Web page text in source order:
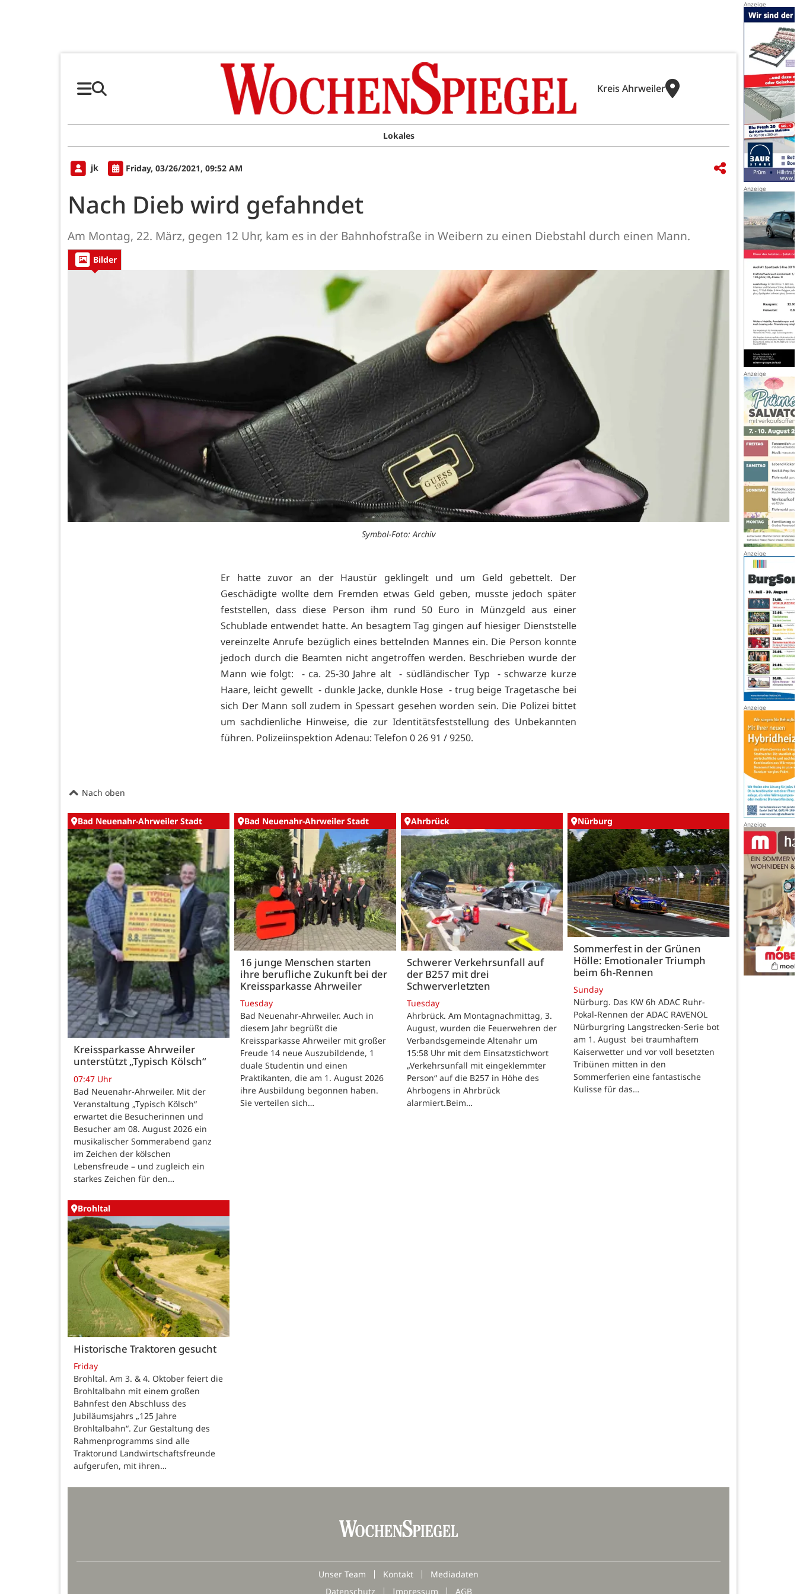
Kreis Ahrweiler
Lokales
jk Friday, 03/26/2021, 09:52 AM
Nach Dieb wird gefahndet
Am Montag, 22. März, gegen 12 Uhr, kam es in der Bahnhofstraße in Weibern zu einen Diebstahl durch einen Mann.
Bilder
Symbol-Foto: Archiv
Er hatte zuvor an der Haustür geklingelt und um Geld gebettelt. Der
Geschädigte wollte dem Fremden etwas Geld geben, musste jedoch später
feststellen, dass diese Person ihm rund 50 Euro in Münzgeld aus einer
Schublade entwendet hatte. An besagtem Tag gingen auf hiesiger Dienststelle
vereinzelte Anrufe bezüglich eines bettelnden Mannes ein. Die Person konnte
jedoch durch die Beamten nicht angetroffen werden. Beschrieben wurde der
Mann wie folgt: - ca. 25-30 Jahre alt - südländischer Typ - schwarze kurze
Haare, leicht gewellt - dunkle Jacke, dunkle Hose - trug beige Tragetasche bei
sich Der Mann soll zudem in Spessart gesehen worden sein. Die Polizei bittet
um sachdienliche Hinweise, die zur Identitätsfeststellung des Unbekannten
führen. Polizeiinspektion Adenau: Telefon 0 26 91 / 9250.
Nach oben
Bad Neuenahr-Ahrweiler Stadt
Kreissparkasse Ahrweiler
unterstützt „Typisch Kölsch“
07:47 Uhr
Bad Neuenahr-Ahrweiler. Mit der
Veranstaltung „Typisch Kölsch“
erwartet die Besucherinnen und
Besucher am 08. August 2026 ein
musikalischer Sommerabend ganz
im Zeichen der kölschen
Lebensfreude – und zugleich ein
starkes Zeichen für den…
Bad Neuenahr-Ahrweiler Stadt
16 junge Menschen starten
ihre berufliche Zukunft bei der
Kreissparkasse Ahrweiler
Tuesday
Bad Neuenahr-Ahrweiler. Auch in
diesem Jahr begrüßt die
Kreissparkasse Ahrweiler mit großer
Freude 14 neue Auszubildende, 1
duale Studentin und einen
Praktikanten, die am 1. August 2026
ihre Ausbildung begonnen haben.
Sie verteilen sich…
Ahrbrück
Schwerer Verkehrsunfall auf
der B257 mit drei
Schwerverletzten
Tuesday
Ahrbrück. Am Montagnachmittag, 3.
August, wurden die Feuerwehren der
Verbandsgemeinde Altenahr um
15:58 Uhr mit dem Einsatzstichwort
„Verkehrsunfall mit eingeklemmter
Person“ auf die B257 in Höhe des
Ahrbogens in Ahrbrück
alarmiert.Beim…
Nürburg
Sommerfest in der Grünen
Hölle: Emotionaler Triumph
beim 6h-Rennen
Sunday
Nürburg. Das KW 6h ADAC Ruhr-
Pokal-Rennen der ADAC RAVENOL
Nürburgring Langstrecken-Serie bot
am 1. August bei traumhaftem
Kaiserwetter und vor voll besetzten
Tribünen mitten in den
Sommerferien eine fantastische
Kulisse für das…
Brohltal
Historische Traktoren gesucht
Friday
Brohltal. Am 3. & 4. Oktober feiert die
Brohltalbahn mit einem großen
Bahnfest den Abschluss des
Jubiläumsjahrs „125 Jahre
Brohltalbahn“. Zur Gestaltung des
Rahmenprogramms sind alle
Traktorund Landwirtschaftsfreunde
aufgerufen, mit ihren…
Unser Team Kontakt
Mediadaten
Datenschutz
Impressum AGB